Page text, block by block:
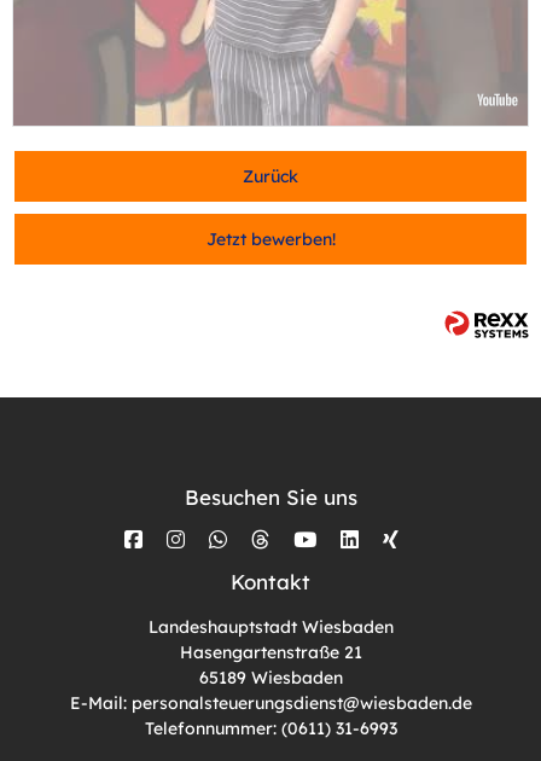
Zurück
Jetzt bewerben!
Besuchen Sie uns
Kontakt
Landeshauptstadt Wiesbaden
Hasengartenstraße 21
65189 Wiesbaden
E-Mail: personalsteuerungsdienst@wiesbaden.de
Telefonnummer: (0611) 31-6993